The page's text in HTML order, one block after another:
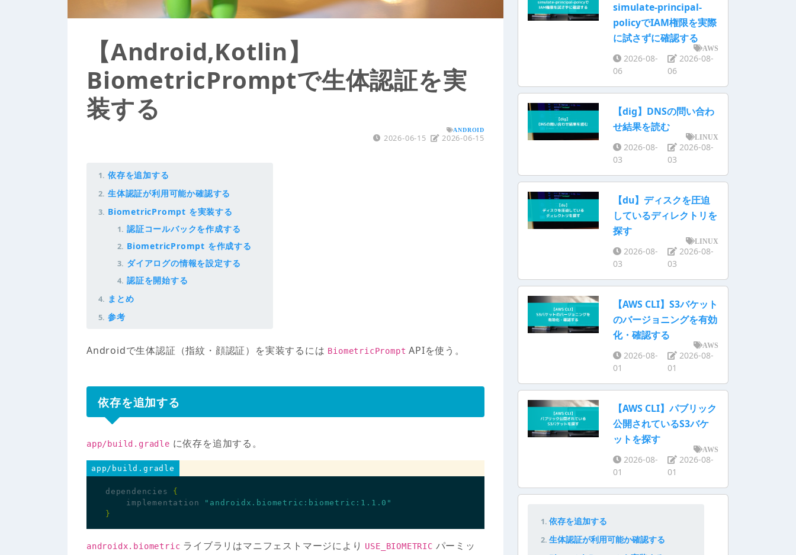
【Android,Kotlin】
BiometricPromptで生体認証を実
装する
ANDROID
2026-06-15 2026-06-15
依存を追加する
生体認証が利用可能か確認する
BiometricPrompt を実装する
認証コールバックを作成する
BiometricPrompt を作成する
ダイアログの情報を設定する
認証を開始する
まとめ
参考
Androidで生体認証（指紋・顔認証）を実装するには BiometricPrompt APIを使う。
依存を追加する
app/build.gradle に依存を追加する。
app/build.gradle
dependencies
{
implementation
"androidx.biometric:biometric:1.1.0"
}
androidx.biometric ライブラリはマニフェストマージにより USE_BIOMETRIC パーミッ
simulate-principal-
policyでIAM権限を実際
に試さずに確認する
AWS
2026-08-
06
2026-08-
06
【dig】DNSの問い合わ
せ結果を読む
LINUX
2026-08-
03
2026-08-
03
【du】ディスクを圧迫
しているディレクトリを
探す
LINUX
2026-08-
03
2026-08-
03
【AWS CLI】S3バケット
のバージョニングを有効
化・確認する
AWS
2026-08-
01
2026-08-
01
【AWS CLI】パブリック
公開されているS3バケ
ットを探す
AWS
2026-08-
01
2026-08-
01
依存を追加する
生体認証が利用可能か確認する